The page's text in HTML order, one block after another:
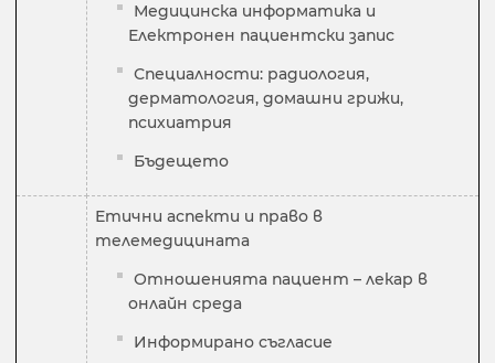
Медицинска информатика и
Електронен пациентски запис
Специалности: радиология,
дерматология, домашни грижи,
психиатрия
Бъдещето
Етични аспекти и право в
телемедицината
Отношенията пациент – лекар в
онлайн среда
Информирано съгласие